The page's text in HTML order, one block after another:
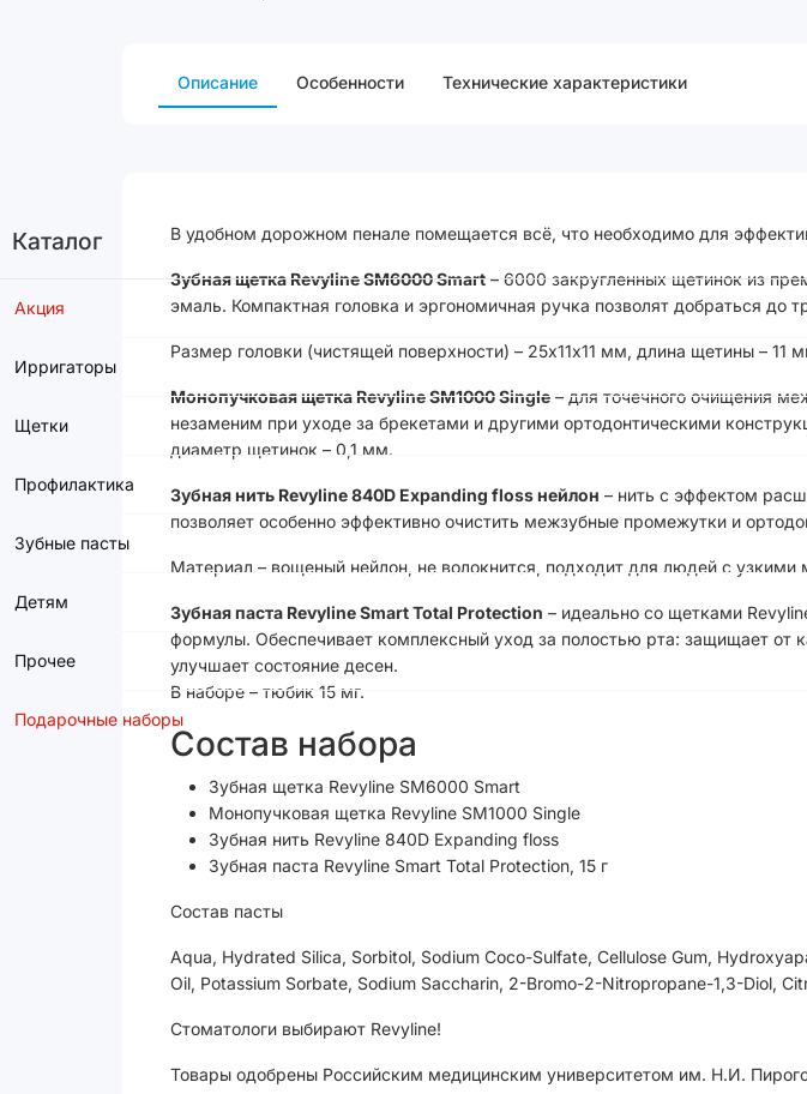
Каталог
Акция
Ирригаторы
Щетки
Профилактика
Зубные пасты
Детям
Прочее
Подарочные наборы
Описание Особенности Технические характеристики
В удобном дорожном пенале помещается всё, что необходимо для
Зубная щетка Revyline SM6000 Smart – 6000 закругленных щетинок из
эмаль. Компактная головка и эргономичная ручка позволят добраться до
Размер головки (чистящей поверхности) – 25х11х11 мм, длина щетины –
Монопучковая щетка Revyline SM1000 Single – для точечного очищения
незаменим при уходе за брекетами и другими ортодонтическими
диаметр щетинок – 0,1 мм.
Зубная нить Revyline 840D Expanding floss нейлон – нить с эффектом
позволяет особенно эффективно очистить межзубные промежутки и
Материал – вощеный нейлон, не волокнится, подходит для людей с
Зубная паста Revyline Smart Total Protection – идеально со щетками
формулы. Обеспечивает комплексный уход за полостью рта: защищает от
улучшает состояние десен.
В наборе – тюбик 15 мг.
Состав набора
Зубная щетка Revyline SM6000 Smart
Монопучковая щетка Revyline SM1000 Single
Зубная нить Revyline 840D Expanding floss
Зубная паста Revyline Smart Total Protection, 15 г
Состав пасты
Aqua, Hydrated Silica, Sorbitol, Sodium Coco-Sulfate, Cellulose Gum,
Oil, Potassium Sorbate, Sodium Saccharin, 2-Bromo-2-Nitropropane-1,3-Diol,
Стоматологи выбирают Revyline!
Товары одобрены Российским медицинским университетом им. Н.И.